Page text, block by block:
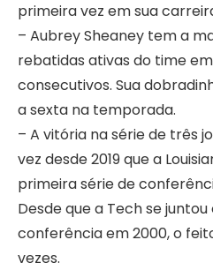
primeira vez em sua
– Aubrey Sheaney tem a
rebatidas ativas do time
consecutivos. Sua
a sexta na temporada.
– A vitória na série de três
vez desde 2019 que a
primeira série de
Desde que a Tech se
conferência em 2000, o
vezes.